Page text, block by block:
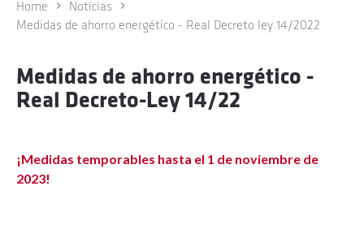
Home
Noticias
Medidas de ahorro energético - Real Decreto ley 14/2022
Medidas de ahorro energético -
Real Decreto-Ley 14/22
¡Medidas temporables hasta el 1 de noviembre de
2023!